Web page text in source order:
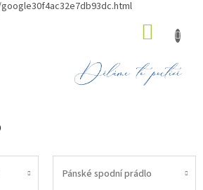
Pánské spodní prádlo